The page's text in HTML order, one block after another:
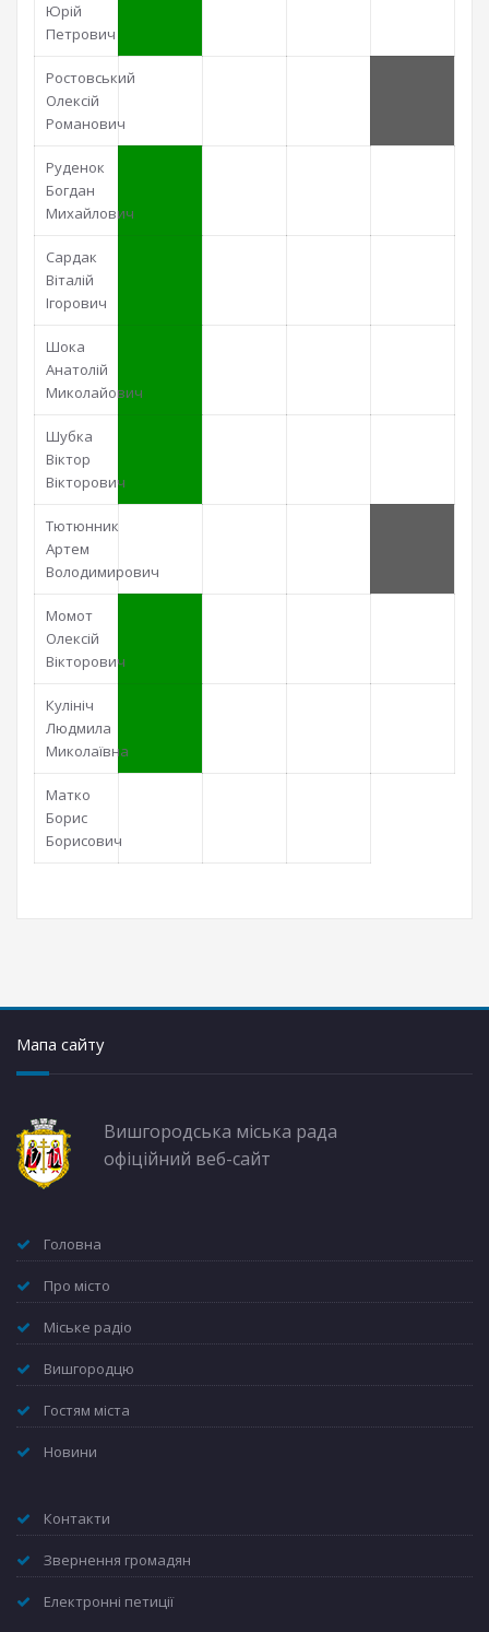
Юрій
Петрович
Ростовський
Олексій
Романович
Руденок
Богдан
Михайлович
Сардак
Віталій
Ігорович
Шока
Анатолій
Миколайович
Шубка
Віктор
Вікторович
Тютюнник
Артем
Володимирович
Момот
Олексій
Вікторович
Кулініч
Людмила
Миколаївна
Матко
Борис
Борисович
Мапа сайту
Вишгородська міська рада
офіційний веб-сайт
Головна
Про місто
Міське радіо
Вишгородцю
Гостям міста
Новини
Контакти
Звернення громадян
Електронні петиції